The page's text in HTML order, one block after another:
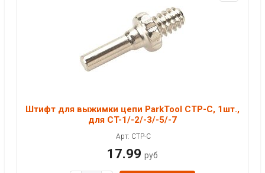
Штифт для выжимки цепи ParkTool CTP-C, 1шт.,
для CT-1/-2/-3/-5/-7
Арт: CTP-C
17.99 руб